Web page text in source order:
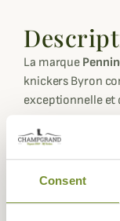
Consent
La marque
knickers Byron
exceptionnelle et
Ces chaussettes
de laine conçue
de qualité
des pieds